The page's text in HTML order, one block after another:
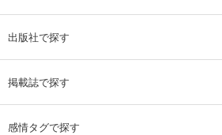
出版社で探す
掲載誌で探す
感情タグで探す